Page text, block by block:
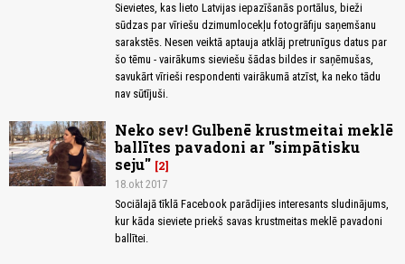
Sievietes, kas lieto Latvijas iepazīšanās portālus, bieži
sūdzas par vīriešu dzimumlocekļu fotogrāfiju saņemšanu
sarakstēs. Nesen veiktā aptauja atklāj pretrunīgus datus par
šo tēmu - vairākums sieviešu šādas bildes ir saņēmušas,
savukārt vīrieši respondenti vairākumā atzīst, ka neko tādu
nav sūtījuši.
Neko sev! Gulbenē krustmeitai meklē
ballītes pavadoni ar ''simpātisku
seju'' 2
18.okt 2017
Sociālajā tīklā Facebook parādījies interesants sludinājums,
kur kāda sieviete priekš savas krustmeitas meklē pavadoni
ballītei.